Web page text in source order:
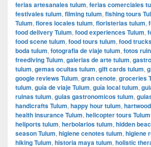
ferias artesanales tulum, ferias comerciales
festivales tulum, filming tulum, fishing tours
Tulum, flores locales tulum, floristerias tulum,
food delivery Tulum, food experiences Tulum,
food scene tulum, food tours tulum, food
boda tulum, fotografia de viaje tulum, fotos
freediving Tulum, galerias de arte tulum,
tulum, gemas ocultas tulum, gift cards tulum,
google reviews Tulum, gran cenote, groceries
tulum, guía de viaje Tulum, guía local tulum,
ruinas tulum, guias gastronomicos tulum,
handicrafts Tulum, happy hour tulum,
health insurance Tulum, helicopter tours Tulum
heliports tulum, herbolarios tulum, hidden
season Tulum, higiene cenotes tulum, higiene
hiking Tulum, historia maya tulum, holistic